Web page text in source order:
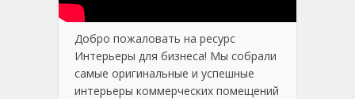
Добро пожаловать на ресурс
Интерьеры для бизнеса! Мы собрали
самые оригинальные и успешные
интерьеры коммерческих помещений